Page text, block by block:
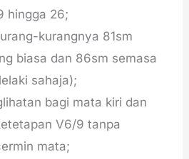
hingga 26;
kurangnya 81sm
biasa dan 86sm semasa
sahaja);
bagi mata kiri dan
V6/9 tanpa
mata;